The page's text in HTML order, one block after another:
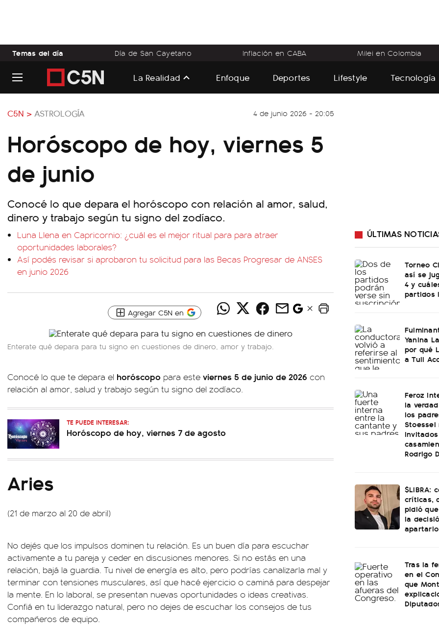
Temas del día Día de San Cayetano Inflación en CABA Milei en Colombia
La Realidad Enfoque Deportes Lifestyle Tecnología
C5N > ASTROLOGÍA 4 de junio 2026 - 20:05
Horóscopo de hoy, viernes 5
de junio
Conocé lo que depara el horóscopo con relación al amor, salud,
dinero y trabajo según tu signo del zodíaco.
Luna Llena en Capricornio: ¿cuál es el mejor ritual para para atraer
oportunidades laborales?
Así podés revisar si aprobaron tu solicitud para las Becas Progresar de ANSES
en junio 2026
Agregar C5N en
Enterate qué depara para tu signo en cuestiones de dinero, amor y trabajo.
Conocé lo que te depara el horóscopo para este viernes 5 de junio de 2026 con
relación al amor, salud y trabajo según tu signo del zodíaco.
TE PUEDE INTERESAR:
Horóscopo de hoy, viernes 7 de agosto
Aries
(21 de marzo al 20 de abril)
No dejés que los impulsos dominen tu relación. Es un buen día para escuchar
activamente a tu pareja y ceder en discusiones menores. Si no estás en una
relación, bajá la guardia. Tu nivel de energía es alto, pero podrías canalizarla mal y
terminar con tensiones musculares, así que hacé ejercicio o caminá para despejar
la mente. En lo laboral, se presentan nuevas oportunidades o ideas creativas.
Confiá en tu liderazgo natural, pero no dejes de escuchar los consejos de tus
compañeros de equipo.
ÚLTIMAS
Torneo
así se
4 y
partidos
Yanina
por qué
a Tuli
Feroz
la
los
Rodrigo
$LIBRA:
críticas,
pidió
la
Tras la
en el
que